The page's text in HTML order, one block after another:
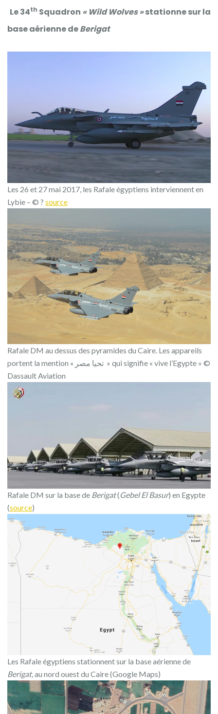
Le34th Squadron « Wild Wolves »stationne sur la
base aérienne deBerigat
Les 26 et 27 mai 2017, les Rafale égyptiens interviennent en
Lybie – © ? source
Rafale DM au dessus des pyramides du Caire. Les appareils
portent la mention « تحيا مصر » qui signifie « vive l’Egypte » ©
Dassault Aviation
Rafale DM sur la base de Berigat(Gebel El Basur) en Egypte
(source)
Les Rafale égyptiens stationnent sur la base aérienne de
Berigat, au nord ouest du Caire (Google Maps)